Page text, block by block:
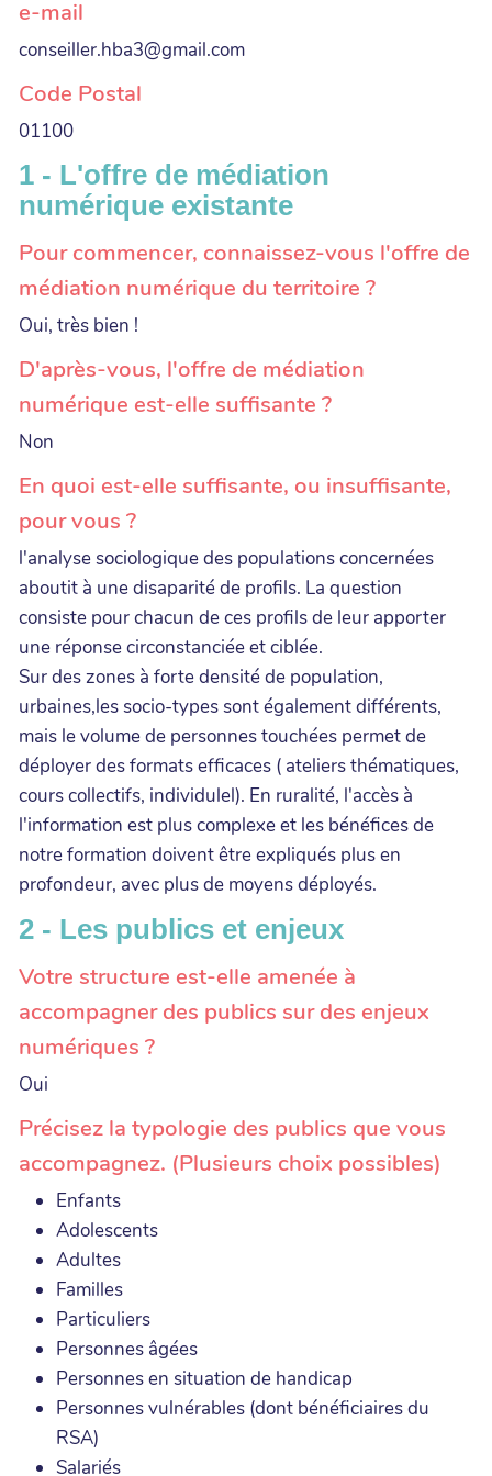
e-mail
conseiller.hba3@gmail.com
Code Postal
01100
1 - L'offre de médiation
numérique existante
Pour commencer, connaissez-vous l'offre de
médiation numérique du territoire ?
Oui, très bien !
D'après-vous, l'offre de médiation
numérique est-elle suffisante ?
Non
En quoi est-elle suffisante, ou insuffisante,
pour vous ?
l'analyse sociologique des populations concernées
aboutit à une disaparité de profils. La question
consiste pour chacun de ces profils de leur apporter
une réponse circonstanciée et ciblée.
Sur des zones à forte densité de population,
urbaines,les socio-types sont également différents,
mais le volume de personnes touchées permet de
déployer des formats efficaces ( ateliers thématiques,
cours collectifs, individulel). En ruralité, l'accès à
l'information est plus complexe et les bénéfices de
notre formation doivent être expliqués plus en
profondeur, avec plus de moyens déployés.
2 - Les publics et enjeux
Votre structure est-elle amenée à
accompagner des publics sur des enjeux
numériques ?
Oui
Précisez la typologie des publics que vous
accompagnez. (Plusieurs choix possibles)
Enfants
Adolescents
Adultes
Familles
Particuliers
Personnes âgées
Personnes en situation de handicap
Personnes vulnérables (dont bénéficiaires du
RSA)
Salariés